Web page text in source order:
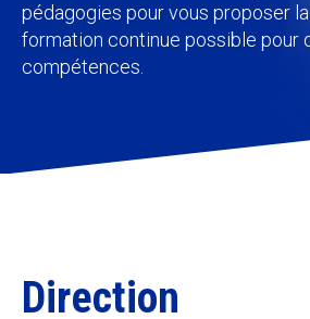
pédagogies pour vous proposer
formation continue possible pour
compétences.
Direction